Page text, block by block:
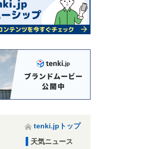
tenki.jpトップ
天気ニュース